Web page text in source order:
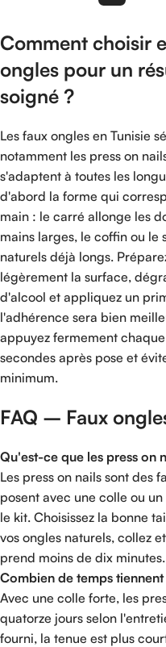
Comment choisir
ongles pour un
soigné ?
Les faux ongles en Tunisie
notamment les press on
s'adaptent à toutes les
d'abord la forme qui
main : le carré allonge les
mains larges, le coffin ou le
naturels déjà longs.
légèrement la surface,
d'alcool et appliquez un
l'adhérence sera bien
appuyez fermement
secondes après pose et
minimum.
FAQ – Faux
Qu'est-ce que les press on
Les press on nails sont des
posent avec une colle ou
le kit. Choisissez la bonne
vos ongles naturels, collez
prend moins de dix minutes.
Combien de temps tiennent
Avec une colle forte, les
quatorze jours selon
fourni, la tenue est plus